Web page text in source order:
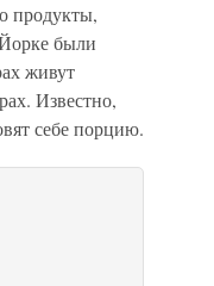
продукты,
были
живут
Известно,
себе порцию.